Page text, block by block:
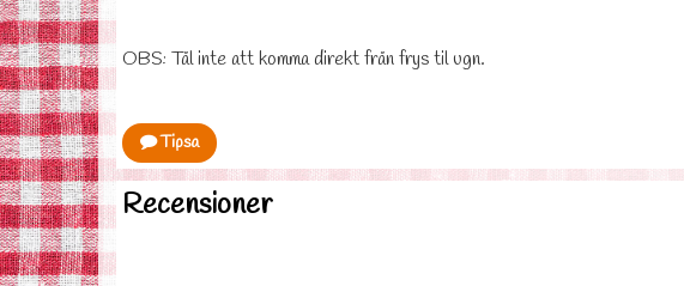
OBS: Tål inte att komma direkt från frys til ugn.
Tipsa
Recensioner